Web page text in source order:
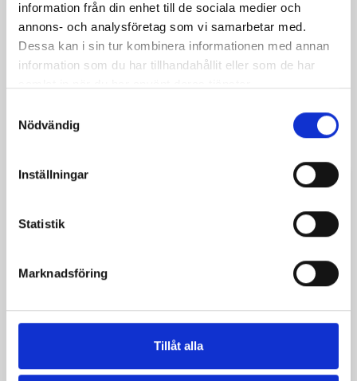
information från din enhet till de sociala medier och
annons- och analysföretag som vi samarbetar med.
Dessa kan i sin tur kombinera informationen med annan
information som du har tillhandahållit eller som de har
Nödvändig
Inställningar
Statistik
Marknadsföring
Tillåt alla
Säkra betalningar
Frakt från 59 SEK
Kegelhjälmar var vida spridda i medeltida Asien och
Denna har några kindflikar, en hög kupol för att
Ringen skyddar nacke och bröst.